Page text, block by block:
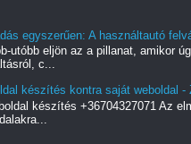
egyszerűen: A használtautó
utóbb eljön az a pillanat, amikor
c...
készítés kontra saját weboldal -
készítés +36704327071 Az